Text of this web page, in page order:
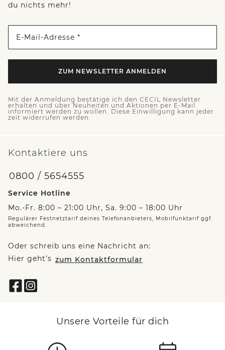
du nichts mehr!
E-Mail-Adresse *
ZUM NEWSLETTER ANMELDEN
Mit der Anmeldung bestätige ich den CECIL Newsletter
erhalten und über Neuheiten und Aktionen per E-Mail
informiert werden zu wollen. Diese Einwilligung kann jeder
zeit widerrufen werden.
Kontaktiere uns
0800 / 5654555
Service Hotline
Mo.-Fr. 8:00 – 21:00 Uhr, Sa. 9:00 – 18:00 Uhr
Regulärer Festnetztarif deines Telefonanbieters, Mobilfunktarif ggf.
abweichend.
Oder schreib uns eine Nachricht an:
Hier geht’s zum Kontaktformular
Unsere Vorteile für dich